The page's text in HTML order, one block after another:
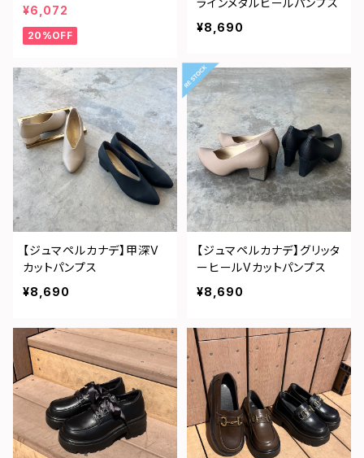
¥6,072
20%OFF
ラインメタルヒールパンプス
¥8,690
【ジュマペルカナデ】甲深V
カットパンプス
¥8,690
【ジュマペルカナデ】グリッタ
ーヒールVカットパンプス
¥8,690